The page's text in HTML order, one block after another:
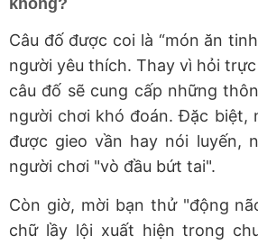
không?
Câu đố được coi là “món ăn
người yêu thích. Thay vì hỏi
câu đố sẽ cung cấp những
người chơi khó đoán. Đặc biệt,
được gieo vần hay nói luyến,
người chơi "vò đầu bứt tai".
Còn giờ, mời bạn thử "động
chữ lầy lội xuất hiện trong